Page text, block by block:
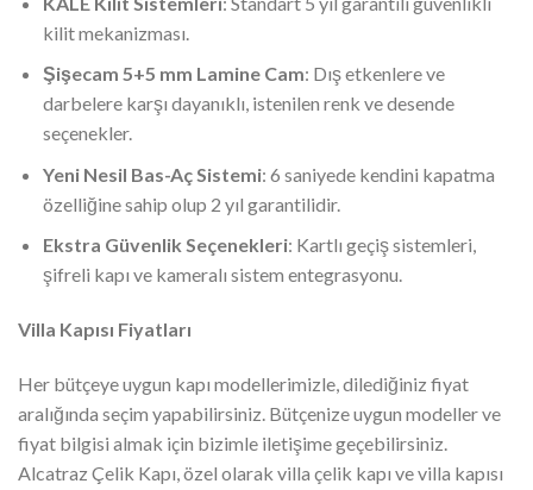
kilit mekanizması.
Şişecam 5+5 mm Lamine Cam: Dış etkenlere ve
darbelere karşı dayanıklı, istenilen renk ve desende
seçenekler.
Yeni Nesil Bas-Aç Sistemi: 6 saniyede kendini kapatma
özelliğine sahip olup 2 yıl garantilidir.
Ekstra Güvenlik Seçenekleri: Kartlı geçiş sistemleri,
şifreli kapı ve kameralı sistem entegrasyonu.
Villa Kapısı Fiyatları
Her bütçeye uygun kapı modellerimizle, dilediğiniz fiyat
aralığında seçim yapabilirsiniz. Bütçenize uygun modeller ve
fiyat bilgisi almak için bizimle iletişime geçebilirsiniz.
Alcatraz Çelik Kapı, özel olarak villa çelik kapı ve villa kapısı